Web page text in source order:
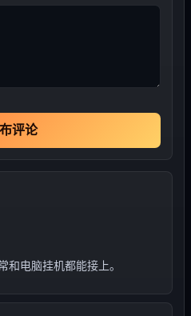
评论
和电脑挂机都能接上。